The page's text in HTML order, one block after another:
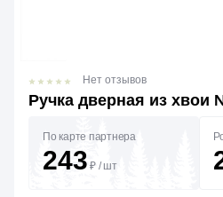
Ручка дверная из хвои
Нет отзывов
По карте партнера
243 ₽ / шт